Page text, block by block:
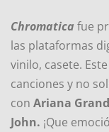
Chromatica fue
las plataformas
vinilo, casete.
canciones y no
con Ariana
John. ¡Que